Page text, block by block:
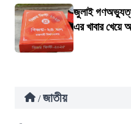
জুলাই
এর খাবার খেয়ে
/ জাতীয়